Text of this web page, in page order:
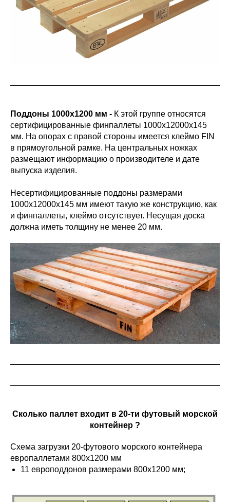
Поддоны 1000х1200 мм - К этой группе относятся
сертифицированные финпаллеты 1000х12000х145
мм. На опорах с правой стороны имеется клеймо FIN
в прямоугольной рамке. На центральных ножках
размещают информацию о производителе и дате
выпуска изделия.
Несертифицированные поддоны размерами
1000х12000х145 мм имеют такую же конструкцию, как
и финпаллеты, клеймо отсутствует. Несущая доска
должна иметь толщину не менее 20 мм.
Сколько паллет входит в 20-ти футовый морской
контейнер ?
Схема загрузки 20-футового морского контейнера
европаллетами 800х1200 мм
11 европоддонов размерами 800х1200 мм;